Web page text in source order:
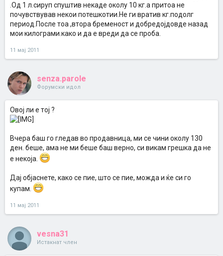
.Од 1 л.сируп спуштив некаде околу 10 кг.а притоа не
почувствував некои потешкотии.Не ги вратив кг.подолг
период.После тоа ,втора бременост и добредојдовде назад
мои килограми.како и да е вреди да се проба.
11 мај 2011
senza.parole
Форумски идол
Овој ли е тој ?
Вчера баш го гледав во продавница, ми се чини околу 130
ден. беше, ама не ми беше баш верно, си викам грешка да не
е некоја.
Дај објаснете, како се пие, што се пие, можда и ќе си го
купам.
11 мај 2011
vesna31
Истакнат член